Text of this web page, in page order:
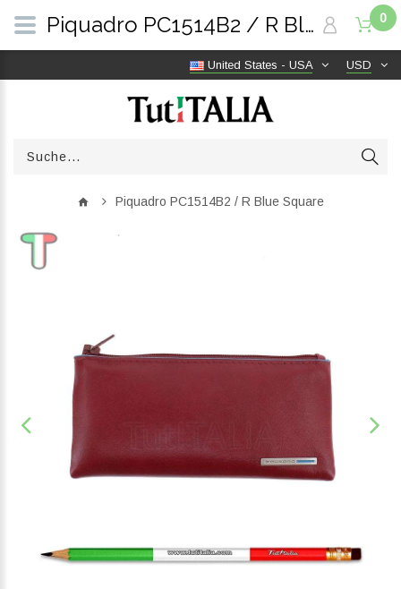
USD
United States - USA
0
Piquadro PC1514B2 / R Blue Square
Piquadro PC1514B2 / R Blue Square | TutITALIA